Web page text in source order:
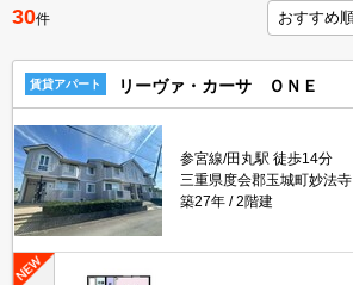
TOP
30件
賃貸アパート リーヴァ・カーサ ＯＮＥ
参宮線/田丸駅 徒歩14分
三重県度会郡玉城町妙法寺
築27年
2階建